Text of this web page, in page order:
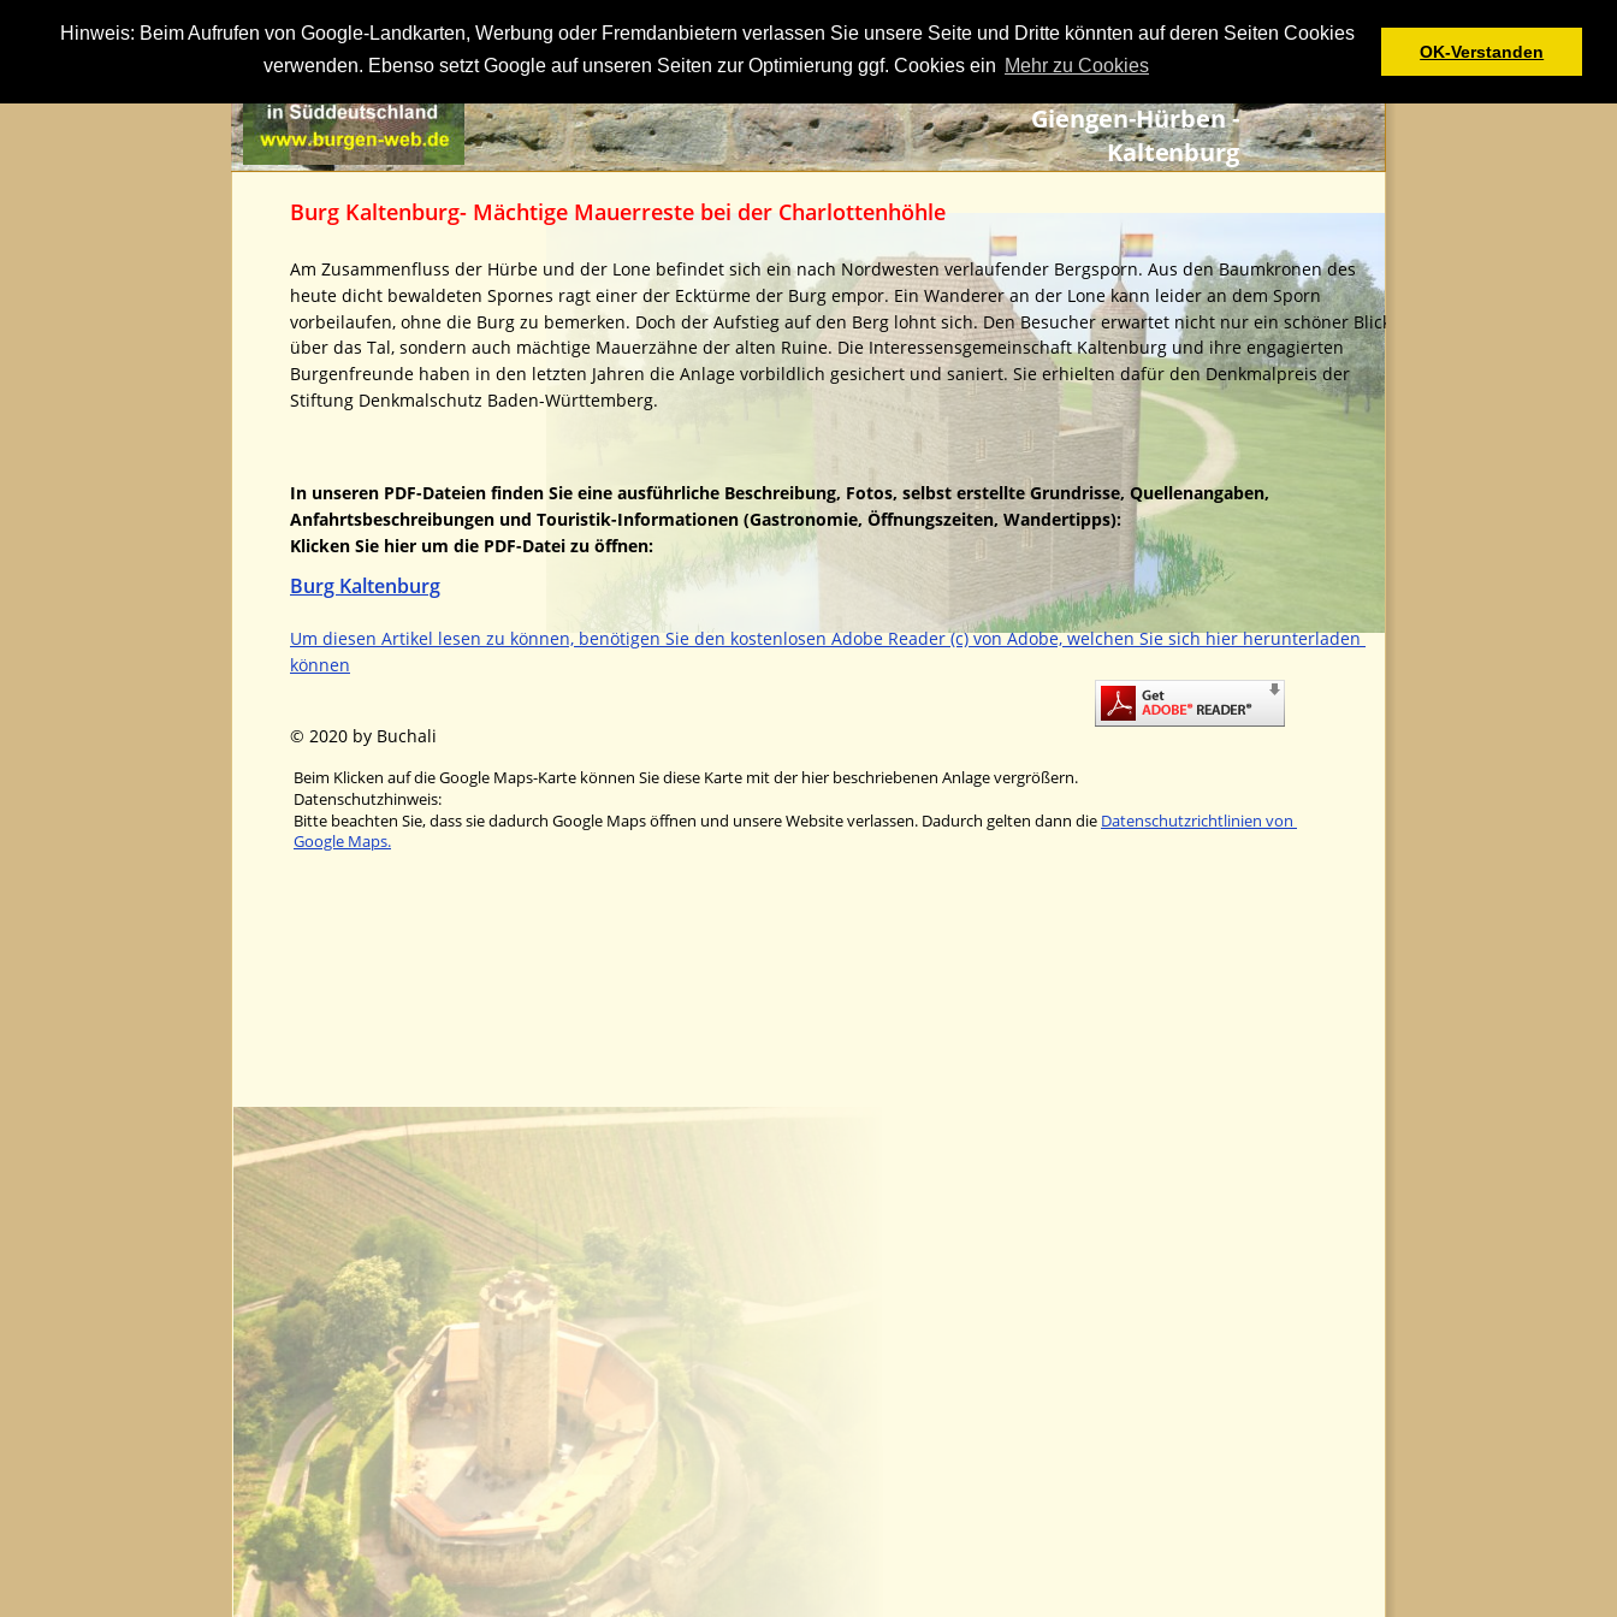
Hinweis: Beim Aufrufen von Google-Landkarten, Werbung oder Fremdanbietern verlassen Sie unsere Seite und Dritte könnten auf deren Seiten Cookies
verwenden. Ebenso setzt Google auf unseren Seiten zur Optimierung ggf. Cookies ein Mehr zu Cookies
OK-Verstanden
Giengen-Hürben -
Kaltenburg
Burg Kaltenburg- Mächtige Mauerreste bei der Charlottenhöhle
Am Zusammenfluss der Hürbe und der Lone befindet sich ein nach Nordwesten verlaufender Bergsporn. Aus den Baumkronen des
heute dicht bewaldeten Spornes ragt einer der Ecktürme der Burg empor. Ein Wanderer an der Lone kann leider an dem Sporn
vorbeilaufen, ohne die Burg zu bemerken. Doch der Aufstieg auf den Berg lohnt sich. Den Besucher erwartet nicht nur ein schöner Blick
über das Tal, sondern auch mächtige Mauerzähne der alten Ruine. Die Interessensgemeinschaft Kaltenburg und ihre engagierten
Burgenfreunde haben in den letzten Jahren die Anlage vorbildlich gesichert und saniert. Sie erhielten dafür den Denkmalpreis der
Stiftung Denkmalschutz Baden-Württemberg.
In unseren PDF-Dateien finden Sie eine ausführliche Beschreibung, Fotos, selbst erstellte Grundrisse, Quellenangaben,
Anfahrtsbeschreibungen und Touristik-Informationen (Gastronomie, Öffnungszeiten, Wandertipps):
Klicken Sie hier um die PDF-Datei zu öffnen:
Burg Kaltenburg
Um diesen Artikel lesen zu können, benötigen Sie den kostenlosen Adobe Reader (c) von Adobe, welchen Sie sich hier herunterladen
können
© 2020 by Buchali
Beim Klicken auf die Google Maps-Karte können Sie diese Karte mit der hier beschriebenen Anlage vergrößern.
Datenschutzhinweis:
Bitte beachten Sie, dass sie dadurch Google Maps öffnen und unsere Website verlassen. Dadurch gelten dann die Datenschutzrichtlinien von
Google Maps.